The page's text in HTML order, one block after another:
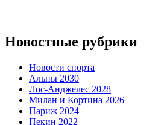
Новостные рубрики
Новости спорта
Альпы 2030
Лос-Анджелес 2028
Милан и Кортина 2026
Париж 2024
Пекин 2022